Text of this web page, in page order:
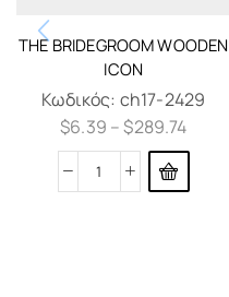
THE BRIDEGROOM WOODEN
ICON
Κωδικός: ch17-2429
$6.39 –$289.74